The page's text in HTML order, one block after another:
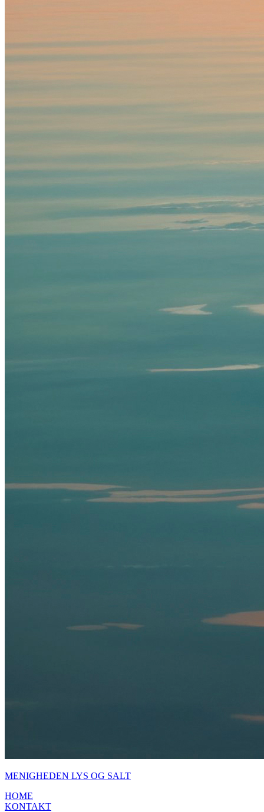
MENIGHEDEN LYS OG SALT
HOME
KONTAKT